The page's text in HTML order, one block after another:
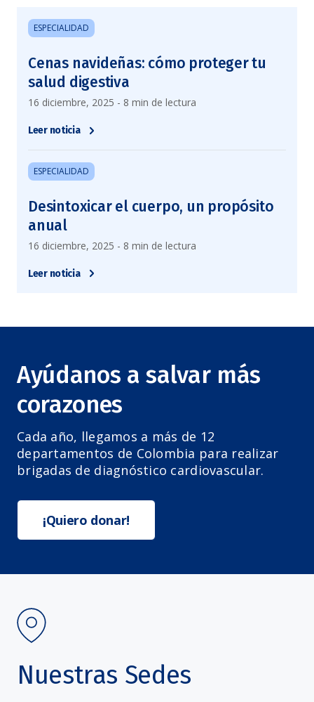
ESPECIALIDAD
Cenas navideñas: cómo proteger tu
salud digestiva
16 diciembre, 2025 - 8 min de lectura
Leer noticia
ESPECIALIDAD
Desintoxicar el cuerpo, un propósito
anual
16 diciembre, 2025 - 8 min de lectura
Leer noticia
Ayúdanos a salvar más
corazones
Cada año, llegamos a más de 12
departamentos de Colombia para realizar
brigadas de diagnóstico cardiovascular.
¡Quiero donar!
Nuestras Sedes